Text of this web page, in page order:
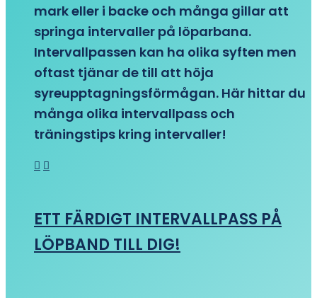
mark eller i backe och många gillar att
springa intervaller på löparbana.
Intervallpassen kan ha olika syften men
oftast tjänar de till att höja
syreupptagningsförmågan. Här hittar du
många olika intervallpass och
träningstips kring intervaller!
ETT FÄRDIGT INTERVALLPASS PÅ
LÖPBAND TILL DIG!